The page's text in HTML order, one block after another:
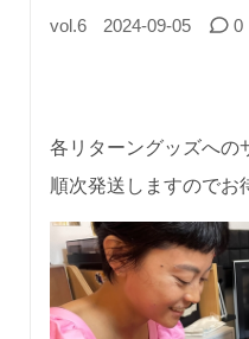
vol.6 2024-09-05 0
各リターングッズへの
順次発送しますのでお